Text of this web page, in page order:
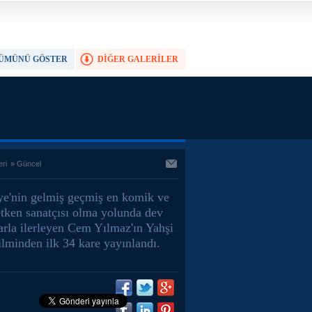
DİĞER GALERİLER
GÖSTER
» Güncel
gelmiş geçmiş en komik ve
sanatçısı olma yolunda dev
ilerleyen Cem Yılmaz'ın Yahşi
ilk 34 kare yayınlandı.